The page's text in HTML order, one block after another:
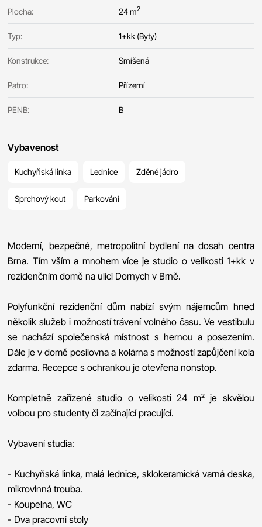
Plocha: 24 m2
Typ: 1+kk (Byty)
Konstrukce: Smíšená
Patro: Přízemí
PENB: B
Vybavenost
Kuchyňská linka Lednice Zděné jádro
Sprchový kout Parkování
Moderní, bezpečné, metropolitní bydlení na dosah centra
Brna. Tím vším a mnohem více je studio o velikosti 1+kk v
rezidenčním domě na ulici Dornych v Brně.
Polyfunkční rezidenční dům nabízí svým nájemcům hned
několik služeb i možností trávení volného času. Ve vestibulu
se nachází společenská místnost s hernou a posezením.
Dále je v domě posilovna a kolárna s možností zapůjčení kola
zdarma. Recepce s ochrankou je otevřena nonstop.
Kompletně zařízené studio o velikosti 24 m² je skvělou
volbou pro studenty či začínající pracující.
Vybavení studia:
- Kuchyňská linka, malá lednice, sklokeramická varná deska,
mikrovlnná trouba.
- Koupelna, WC
- Dva pracovní stoly